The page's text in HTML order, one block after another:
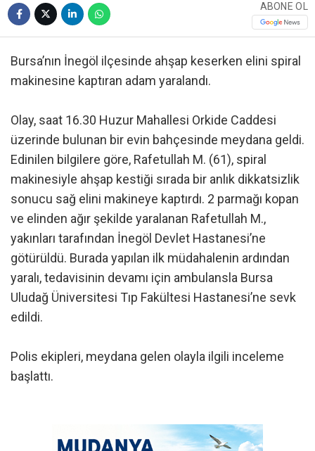
ABONE OL
Bursa’nın İnegöl ilçesinde ahşap keserken elini spiral
makinesine kaptıran adam yaralandı.
Olay, saat 16.30 Huzur Mahallesi Orkide Caddesi
üzerinde bulunan bir evin bahçesinde meydana geldi.
Edinilen bilgilere göre, Rafetullah M. (61), spiral
makinesiyle ahşap kestiği sırada bir anlık dikkatsizlik
sonucu sağ elini makineye kaptırdı. 2 parmağı kopan
ve elinden ağır şekilde yaralanan Rafetullah M.,
yakınları tarafından İnegöl Devlet Hastanesi’ne
götürüldü. Burada yapılan ilk müdahalenin ardından
yaralı, tedavisinin devamı için ambulansla Bursa
Uludağ Üniversitesi Tıp Fakültesi Hastanesi’ne sevk
edildi.
Polis ekipleri, meydana gelen olayla ilgili inceleme
başlattı.